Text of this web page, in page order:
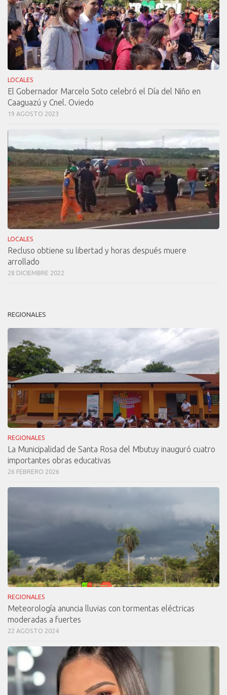
LOCALES
El Gobernador Marcelo Soto celebró el Día del Niño en
Caaguazú y Cnel. Oviedo
19 AGOSTO 2023
LOCALES
Recluso obtiene su libertad y horas después muere
arrollado
28 DICIEMBRE 2022
REGIONALES
REGIONALES
La Municipalidad de Santa Rosa del Mbutuy inauguró cuatro
importantes obras educativas
26 FEBRERO 2026
REGIONALES
Meteorología anuncia lluvias con tormentas eléctricas
moderadas a fuertes
22 AGOSTO 2024